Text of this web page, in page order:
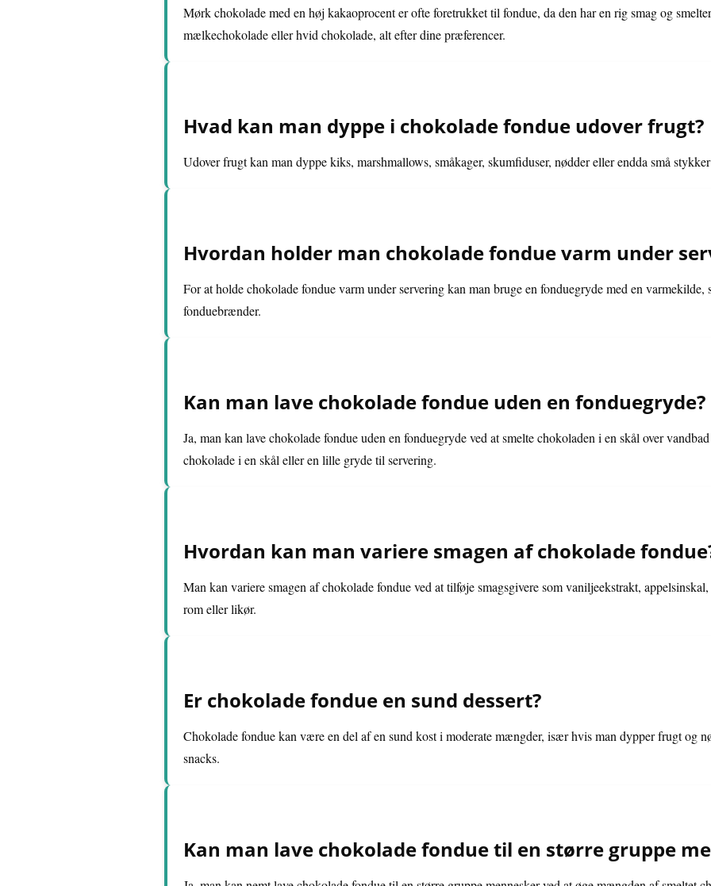
Mørk chokolade med en høj kakaoprocent er ofte foretrukket til fondue, da den har en rig smag og
mælkechokolade eller hvid chokolade, alt efter dine præferencer.
Hvad kan man dyppe i chokolade fondue udover frugt?
Udover frugt kan man dyppe kiks, marshmallows, småkager, skumfiduser, nødder eller endda små
Hvordan holder man chokolade fondue varm under
For at holde chokolade fondue varm under servering kan man bruge en fonduegryde med en varmekilde,
fonduebrænder.
Kan man lave chokolade fondue uden en fonduegryde?
Ja, man kan lave chokolade fondue uden en fonduegryde ved at smelte chokoladen i en skål over
chokolade i en skål eller en lille gryde til servering.
Hvordan kan man variere smagen af chokolade
Man kan variere smagen af chokolade fondue ved at tilføje smagsgivere som vaniljeekstrakt,
rom eller likør.
Er chokolade fondue en sund dessert?
Chokolade fondue kan være en del af en sund kost i moderate mængder, især hvis man dypper frugt og
snacks.
Kan man lave chokolade fondue til en større gruppe